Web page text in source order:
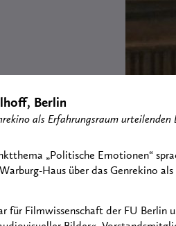
Berlin
als Erfahrungsraum urteilenden
„Politische Emotionen“
Haus über das Genrekino
für Filmwissenschaft der FU Berlin